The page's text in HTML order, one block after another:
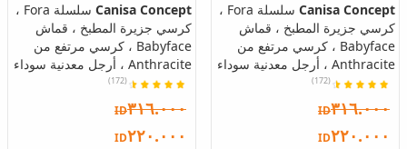
Canisa Concept
سلسلة Fora ،
كرسي جزيرة المطبخ ، قماش
Babyface ، كرسي مرتفع من
Anthracite ، أرجل معدنية سوداء
(172)
ID٣١٦.٠٠٠
ID٢٢٠.٠٠٠
Canisa Concept
سلسلة Fora ،
كرسي جزيرة المطبخ ، قماش
Babyface ، كرسي مرتفع من
Anthracite ، أرجل معدنية سوداء
(172)
ID٣١٦.٠٠٠
ID٢٢٠.٠٠٠